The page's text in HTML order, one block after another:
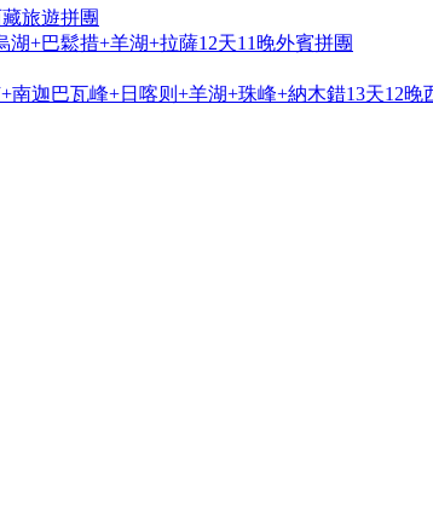
旅遊拼團
+巴鬆措+羊湖+拉薩12天11晚外賓拼團
迦巴瓦峰+日喀则+羊湖+珠峰+納木錯13天12晚